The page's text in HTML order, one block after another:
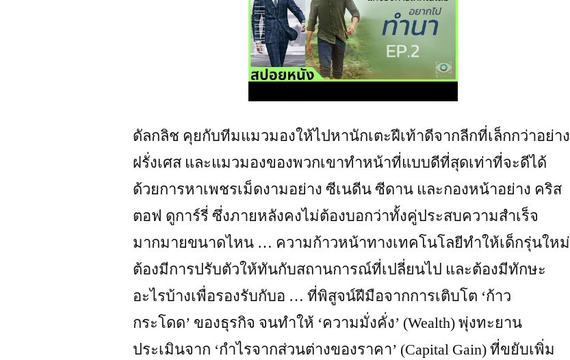
ดัลกลิช คุยกับทีมแมวมองให้ไปหานักเตะฝีเท้าดีจากลีกที่เล็กกว่าอย่าง
ฝรั่งเศส และแมวมองของพวกเขาทำหน้าที่แบบดีที่สุดเท่าที่จะดีได้
ด้วยการหาเพชรเม็ดงามอย่าง ซีเนดีน ซีดาน และกองหน้าอย่าง คริส
ตอฟ ดูการ์รี่ ซึ่งภายหลังคงไม่ต้องบอกว่าทั้งคู่ประสบความสำเร็จ
มากมายขนาดไหน … ความก้าวหน้าทางเทคโนโลยีทำให้เด็กรุ่นใหม่
ต้องมีการปรับตัวให้ทันกับสถานการณ์ที่เปลี่ยนไป และต้องมีทักษะ
อะไรบ้างเพื่อรองรับกับอ … ที่พิสูจน์ฝีมือจากการเติบโต ‘ก้าว
กระโดด’ ของธุรกิจ จนทำให้ ‘ความมั่งคั่ง’ (Wealth) พุ่งทะยาน
ประเมินจาก ‘กำไรจากส่วนต่างของราคา’ (Capital Gain) ที่ขยับเพิ่ม